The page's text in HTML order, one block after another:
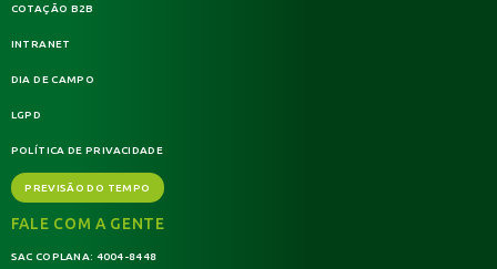
COTAÇÃO B2B
INTRANET
DIA DE CAMPO
LGPD
POLÍTICA DE PRIVACIDADE
PREVISÃO DO TEMPO
FALE COM A GENTE
SAC COPLANA: 4004-8448